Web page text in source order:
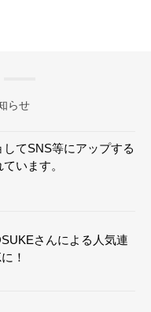
らせ
てSNS等にアップする
います。
さんによる人気連
！